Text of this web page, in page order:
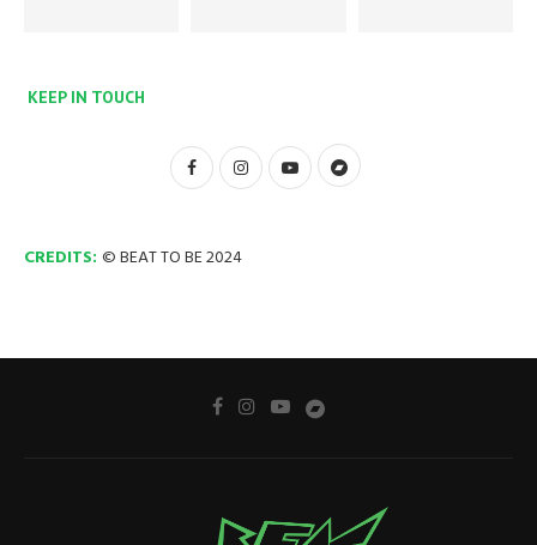
KEEP IN TOUCH
CREDITS: © BEAT TO BE 2024